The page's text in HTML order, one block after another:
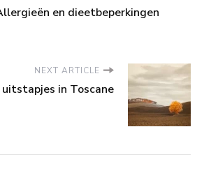
en dieetbeperkingen
NEXT ARTICLE
in Toscane